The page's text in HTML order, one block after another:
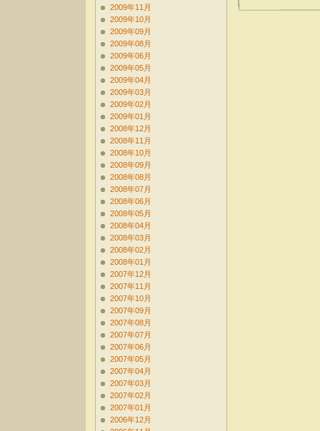
2009年11月
2009年10月
2009年09月
2009年08月
2009年06月
2009年05月
2009年04月
2009年03月
2009年02月
2009年01月
2008年12月
2008年11月
2008年10月
2008年09月
2008年08月
2008年07月
2008年06月
2008年05月
2008年04月
2008年03月
2008年02月
2008年01月
2007年12月
2007年11月
2007年10月
2007年09月
2007年08月
2007年07月
2007年06月
2007年05月
2007年04月
2007年03月
2007年02月
2007年01月
2006年12月